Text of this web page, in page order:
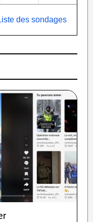
des sondages